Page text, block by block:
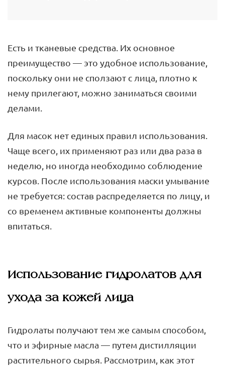
Есть и тканевые средства. Их основное
преимущество — это удобное использование,
поскольку они не сползают с лица, плотно к
нему прилегают, можно заниматься своими
делами.
Для масок нет единых правил использования.
Чаще всего, их применяют раз или два раза в
неделю, но иногда необходимо соблюдение
курсов. После использования маски умывание
не требуется: состав распределяется по лицу, и
со временем активные компоненты должны
впитаться.
Использование гидролатов для
ухода за кожей лица
Гидролаты получают тем же самым способом,
что и эфирные масла — путем дистилляции
растительного сырья. Рассмотрим, как этот